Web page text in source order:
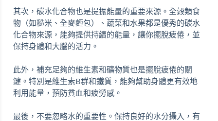
其次，碳水化合物也是提振能量的重要來源。全穀類食
物（如糙米、全麥麪包）、蔬菜和水果都是優秀的碳水
化合物來源，能夠提供持續的能量，讓你擺脫疲倦，並
保持身體和大腦的活力。
此外，補充足夠的維生素和礦物質也是擺脫疲倦的關
鍵。特別是維生素B群和鐵質，能夠幫助身體更有效地
利用能量，預防貧血和疲勞感。
最後，不要忽略水的重要性。保持良好的水分攝入，有